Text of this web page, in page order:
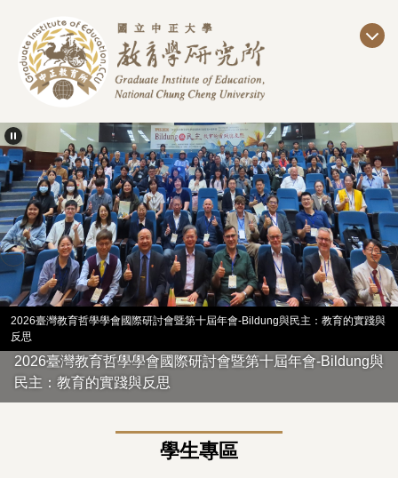
主
容
區
2026臺灣教育哲學學會國際研討會暨第十屆年會-Bildung與民主：教育的實踐與
反思
2026臺灣教育哲學學會國際研討會暨第十屆年會-Bildung與
民主：教育的實踐與反思
學生專區